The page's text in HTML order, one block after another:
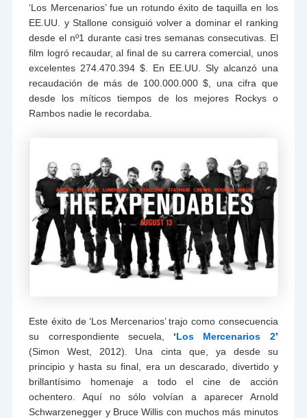
‘Los Mercenarios’ fue un rotundo éxito de taquilla en los
EE.UU. y Stallone consiguió volver a dominar el ranking
desde el nº1 durante casi tres semanas consecutivas. El
film logró recaudar, al final de su carrera comercial, unos
excelentes 274.470.394 $. En EE.UU. Sly alcanzó una
recaudación de más de 100.000.000 $, una cifra que
desde los míticos tiempos de los mejores Rockys o
Rambos nadie le recordaba.
Este éxito de ‘Los Mercenarios’ trajo como consecuencia
su correspondiente secuela, ‘Los Mercenarios 2’
(Simon West, 2012). Una cinta que, ya desde su
principio y hasta su final, era un descarado, divertido y
brillantísimo homenaje a todo el cine de acción
ochentero. Aquí no sólo volvían a aparecer Arnold
Schwarzenegger y Bruce Willis con muchos más minutos